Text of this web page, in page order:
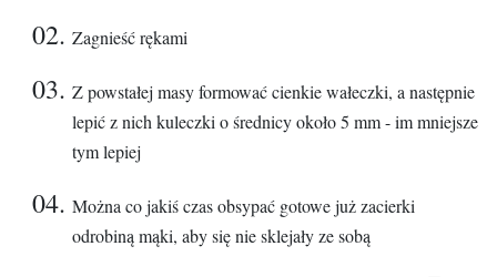
Zagnieść rękami
Z powstałej masy formować cienkie wałeczki, a następnie
lepić z nich kuleczki o średnicy około 5 mm - im mniejsze
tym lepiej
Można co jakiś czas obsypać gotowe już zacierki
odrobiną mąki, aby się nie sklejały ze sobą